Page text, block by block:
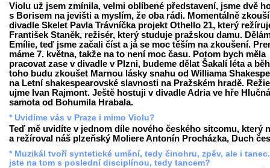
Violu už jsem zmínila, velmi oblíbené představení, jsme dvě
s Borisem na jevišti a myslím, že oba rádi. Momentálně
divadle Skelet Pavla Trávníčka projekt Othello 21, který
František Staněk, režisér, který studuje pražskou damu.
Emílie, teď jsme začali číst a já se moc těším na zkoušení.
máme 7. května, takže na to není moc času. Potom bych měla
pracovat zase v divadle v Plzni, budeme dělat Šakalí léta a
toho budu zkoušet Marnou lásky snahu od Williama
na Letní shakespearovské slavnosti na Pražském hradě.
ujme Ivan Rajmont. Ještě hostuji v divadle Adria ve hře Hlučná
samota od Bohumila Hrabala.
* Uvidíme vás v Praze i mimo Violu?
Teď mě uvidíte v jednom díle nového českého sitcomu, který
a režíroval náš plzeňský Moliere Antonín Procházka, Duch
* Muzikál tvoří syntetické umění, tedy činohru, zpěv, ale i
jste na tom s poslední disciplínou, tedy tancem?